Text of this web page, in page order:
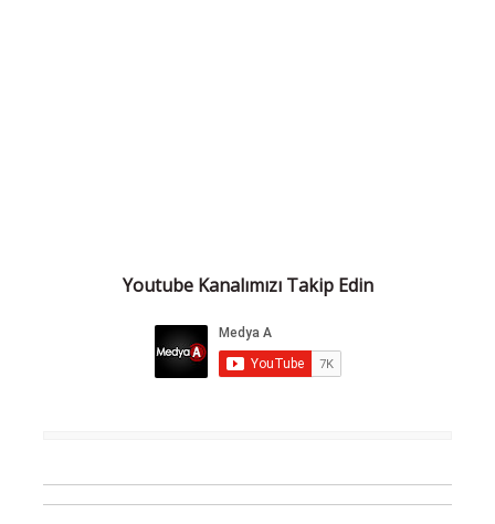
Youtube Kanalımızı Takip Edin